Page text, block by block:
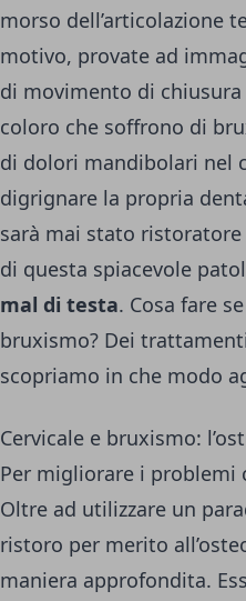
morso dell’articolazione
motivo, provate ad
di movimento di
coloro che soffrono di
di dolori mandibolari nel
digrignare la propria
sarà mai stato
di questa spiacevole
mal di testa. Cosa fare
bruxismo? Dei
scopriamo in che modo
Cervicale e bruxismo:
Per migliorare i problemi
Oltre ad utilizzare un
ristoro per merito
maniera approfondita.